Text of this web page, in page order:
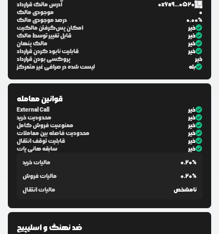
آدرس مالک قرارداد
0x6a9...0520
موجودی مالک
0
درصد موجودی مالک
0.00%
امکان پس‌گرفتن مالکیت
خیر
قابل تغییر توسط مالک
خیر
مالک پنهان
خیر
قابلیت نابود کردن قرارداد
خیر
پروکسی بودن قرارداد
خیر
لیست شده در صرافی غیر متمرکز
بله
قوانین معامله
External Call
خیر
محدودیت خرید
خیر
ممنوعیت فروش کامل
خیر
محدودیت فاصله بین معاملات
خیر
قابلیت توقف انتقال
خیر
سابقه هانی پات
خیر
مالیات خرید
0.20%
مالیات فروش
0.20%
مالیات انتقال
نامشخص
ضد نهنگ و اسلیپیج